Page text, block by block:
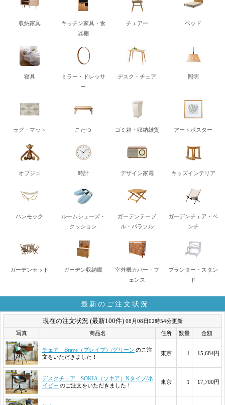
収納家具
キッチン家具・食
器棚
チェアー ベッド
寝具
ミラー・ドレッサ
ー
デスク・チェア 照明
ラグ・マット こたつ ゴミ箱・収納雑貨 アートポスター
オブジェ 時計 デザイン家電 キッズインテリア
ハンモック
ルームシューズ・
クッション
ガーデンテーブ
ル・パラソル
ガーデンチェア・ベ
ンチ
ガーデンセット ガーデン収納庫
室外機カバー・フ
ェンス
プランター・スタン
ド
最新のご注文状況